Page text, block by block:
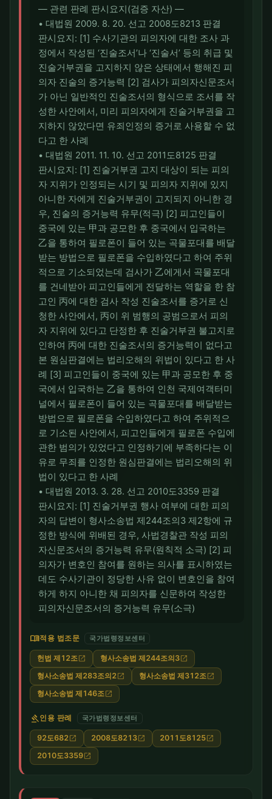
― 관련 판례 판시요지(검증 자산) ―
• 대법원 2009. 8. 20. 선고 2008도8213 판결
판시요지: [1] 수사기관의 피의자에 대한 조사 과
정에서 작성된 ‘진술조서’나 ‘진술서’ 등의 취급 및
진술거부권을 고지하지 않은 상태에서 행해진 피
의자 진술의 증거능력 [2] 검사가 피의자신문조서
가 아닌 일반적인 진술조서의 형식으로 조서를 작
성한 사안에서, 미리 피의자에게 진술거부권을 고
지하지 않았다면 유죄인정의 증거로 사용할 수 없
다고 한 사례
• 대법원 2011. 11. 10. 선고 2011도8125 판결
판시요지: [1] 진술거부권 고지 대상이 되는 피의
자 지위가 인정되는 시기 및 피의자 지위에 있지
아니한 자에게 진술거부권이 고지되지 아니한 경
우, 진술의 증거능력 유무(적극) [2] 피고인들이
중국에 있는 甲과 공모한 후 중국에서 입국하는
乙을 통하여 필로폰이 들어 있는 곡물포대를 배달
받는 방법으로 필로폰을 수입하였다고 하여 주위
적으로 기소되었는데 검사가 乙에게서 곡물포대
를 건네받아 피고인들에게 전달하는 역할을 한 참
고인 丙에 대한 검사 작성 진술조서를 증거로 신
청한 사안에서, 丙이 위 범행의 공범으로서 피의
자 지위에 있다고 단정한 후 진술거부권 불고지로
인하여 丙에 대한 진술조서의 증거능력이 없다고
본 원심판결에는 법리오해의 위법이 있다고 한 사
례 [3] 피고인들이 중국에 있는 甲과 공모한 후 중
국에서 입국하는 乙을 통하여 인천 국제여객터미
널에서 필로폰이 들어 있는 곡물포대를 배달받는
방법으로 필로폰을 수입하였다고 하여 주위적으
로 기소된 사안에서, 피고인들에게 필로폰 수입에
관한 범의가 있었다고 인정하기에 부족하다는 이
유로 무죄를 인정한 원심판결에는 법리오해의 위
법이 있다고 한 사례
• 대법원 2013. 3. 28. 선고 2010도3359 판결
판시요지: [1] 진술거부권 행사 여부에 대한 피의
자의 답변이 형사소송법 제244조의3 제2항에 규
정한 방식에 위배된 경우, 사법경찰관 작성 피의
자신문조서의 증거능력 유무(원칙적 소극) [2] 피
의자가 변호인 참여를 원하는 의사를 표시하였는
데도 수사기관이 정당한 사유 없이 변호인을 참여
하게 하지 아니한 채 피의자를 신문하여 작성한
피의자신문조서의 증거능력 유무(소극)
menu_book적용 법조문 국가법령정보센터
헌법 제12조 open_in_new 형사소송법 제244조의3 open_in_new
형사소송법 제283조의2 open_in_new 형사소송법 제312조 open_in_new
형사소송법 제146조 open_in_new
gavel인용 판례 국가법령정보센터
92도682 open_in_new 2008도8213 open_in_new 2011도8125 open_in_new
2010도3359 open_in_new